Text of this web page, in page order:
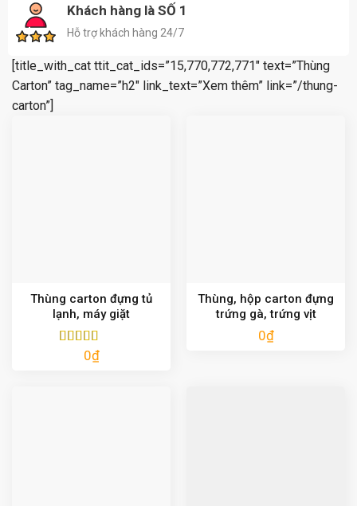
Khách hàng là SỐ 1
Hỗ trợ khách hàng 24/7
[title_with_cat ttit_cat_ids=”15,770,772,771″ text=”Thùng
Carton” tag_name=”h2″ link_text=”Xem thêm” link=”/thung-
carton”]
Thùng carton đựng tủ
lạnh, máy giặt
Được xếp
0₫
Thùng, hộp carton đựng
trứng gà, trứng vịt
0₫